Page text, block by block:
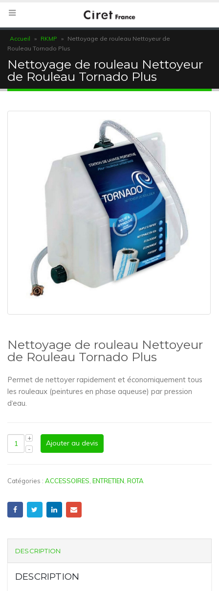
Accueil » RKMP » Nettoyage de rouleau Nettoyeur de
Rouleau Tornado Plus
Nettoyage de rouleau Nettoyeur
de Rouleau Tornado Plus
Nettoyage de rouleau Nettoyeur
de Rouleau Tornado Plus
Permet de nettoyer rapidement et économiquement tous
les rouleaux (peintures en phase aqueuse) par pression
d‘eau.
Ajouter au devis
Catégories : ACCESSOIRES, ENTRETIEN, ROTA
DESCRIPTION
DESCRIPTION